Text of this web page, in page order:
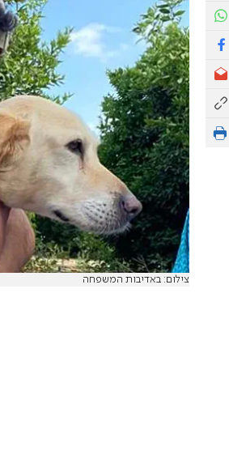
צילום: באדיבות המשפחה